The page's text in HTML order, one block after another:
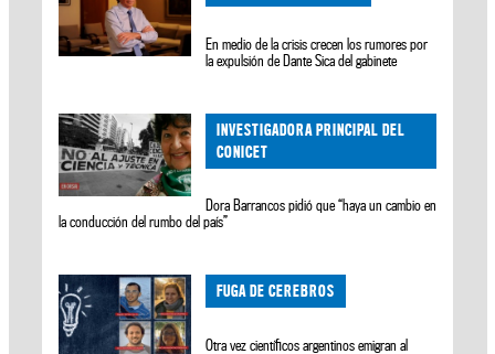
En medio de la crisis crecen los rumores por
la expulsión de Dante Sica del gabinete
INVESTIGADORA PRINCIPAL DEL
CONICET
Dora Barrancos pidió que “haya un cambio en
la conducción del rumbo del país”
FUGA DE CEREBROS
Otra vez científicos argentinos emigran al